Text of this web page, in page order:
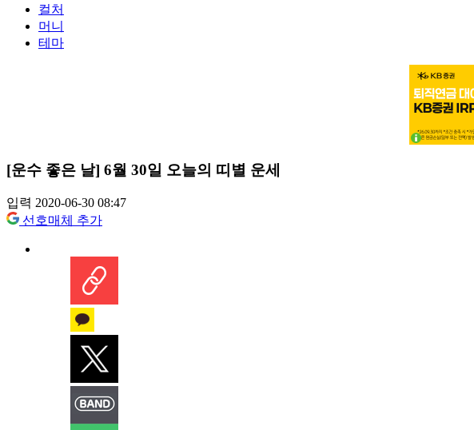
컬처
머니
테마
[운수 좋은 날] 6월 30일 오늘의 띠별 운세
입력 2020-06-30 08:47
선호매체 추가